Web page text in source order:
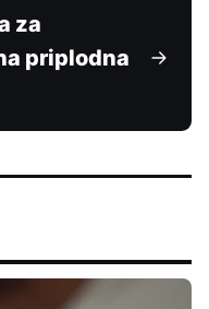
za
priplodna